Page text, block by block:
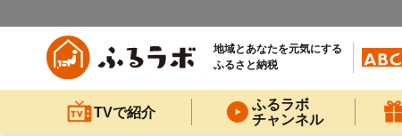
地域とあなたを元気にする
ふるさと納税
TVで紹介
ふるラボ
チャンネル